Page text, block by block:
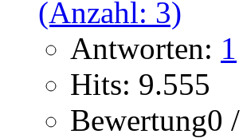
Antworten: 1
Hits: 9.555
Bewertung0